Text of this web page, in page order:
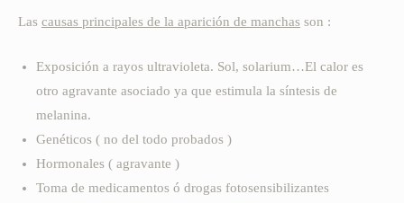
Las causas principales de la aparición de manchas son :
Exposición a rayos ultravioleta. Sol, solarium…El calor es
otro agravante asociado ya que estimula la síntesis de
melanina.
Genéticos ( no del todo probados )
Hormonales ( agravante )
Toma de medicamentos ó drogas fotosensibilizantes